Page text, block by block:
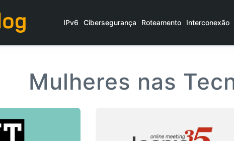
IPv6 Cibersegurança Roteamento Interconexão
Mulheres nas